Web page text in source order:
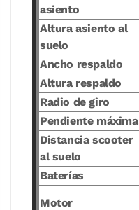
asiento
Altura asiento al
suelo
Ancho respaldo
Altura respaldo
Radio de giro
Pendiente máxima
Distancia scooter
al suelo
Baterías
Motor